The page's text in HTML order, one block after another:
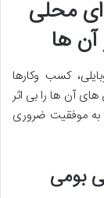
محلی
آن ها
کسب وکارها
آن ها را بی اثر
به موفقیت ضروری
بومی